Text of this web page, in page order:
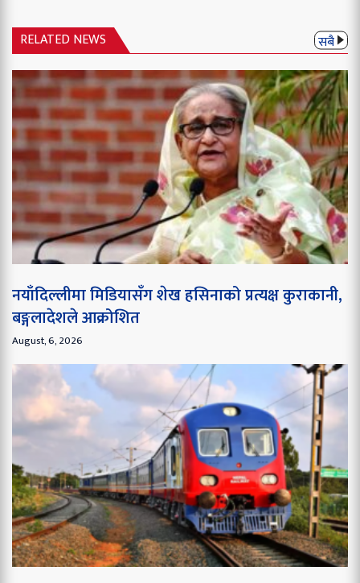
RELATED NEWS सबै
नयाँदिल्लीमा मिडियासँग शेख हसिनाको प्रत्यक्ष कुराकानी,
बङ्गलादेशले आक्रोशित
August, 6, 2026